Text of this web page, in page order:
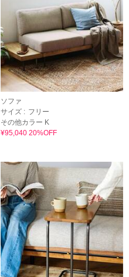
ソファ
サイズ : フリー
その他カラー K
¥95,040 20%OFF